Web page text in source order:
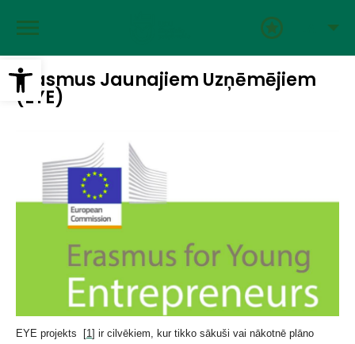
Open toolbar
galveno
Erasmus Jaunajiem Uzņēmējiem
(EYE)
EYE projekts [1 ] ir cilvēkiem, kur tikko sākuši vai nākotnē plāno